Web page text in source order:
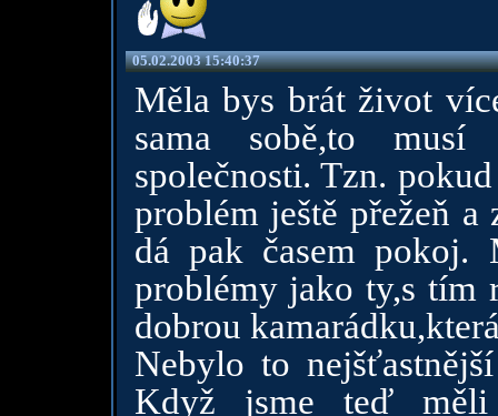
05.02.2003 15:40:37
Měla bys brát život
sama sobě,to
společnosti. Tzn.
problém ještě přežeň
dá pak časem pokoj.
problémy jako ty,s tím
dobrou
Nebylo to
Když jsme teď